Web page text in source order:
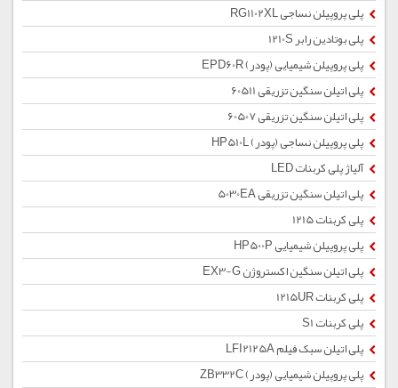
پلی پروپیلن نساجی RG1102XL
پلی بوتادین رابر 1210S
پلی پروپیلن شیمیایی (پودر) EPD60R
پلی اتیلن سنگین تزریقی 60511
پلی اتیلن سنگین تزریقی 60507
پلی پروپیلن نساجی (پودر) HP510L
آلیاژ پلی کربنات LED
پلی اتیلن سنگین تزریقی 5030EA
پلی کربنات 1215
پلی پروپیلن شیمیایی HP500P
پلی اتیلن سنگین اکستروژن EX3-G
پلی کربنات 1215UR
پلی کربنات S1
پلی اتیلن سبک فیلم LFI2125A
پلی پروپیلن شیمیایی (پودر) ZB332C